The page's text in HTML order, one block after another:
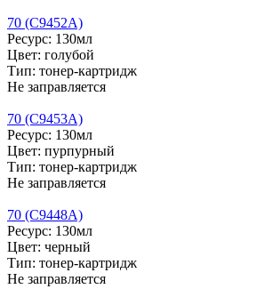
70 (C9452A)
Ресурс: 130мл
Цвет: голубой
Тип: тонер-картридж
Не заправляется
70 (C9453A)
Ресурс: 130мл
Цвет: пурпурный
Тип: тонер-картридж
Не заправляется
70 (C9448A)
Ресурс: 130мл
Цвет: черный
Тип: тонер-картридж
Не заправляется